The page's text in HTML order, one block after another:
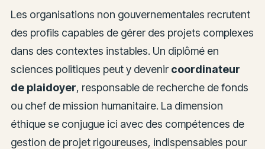
Les organisations non gouvernementales recrutent
des profils capables de gérer des projets complexes
dans des contextes instables. Un diplômé en
sciences politiques peut y devenir coordinateur
de plaidoyer, responsable de recherche de fonds
ou chef de mission humanitaire. La dimension
éthique se conjugue ici avec des compétences de
gestion de projet rigoureuses, indispensables pour